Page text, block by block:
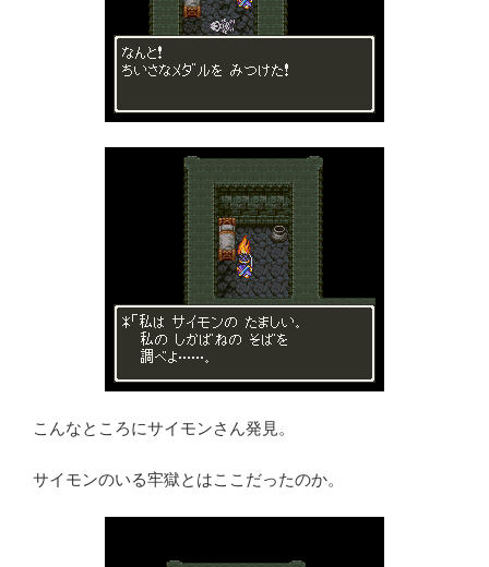
こんなところにサイモンさん発見。
サイモンのいる牢獄とはここだったのか。